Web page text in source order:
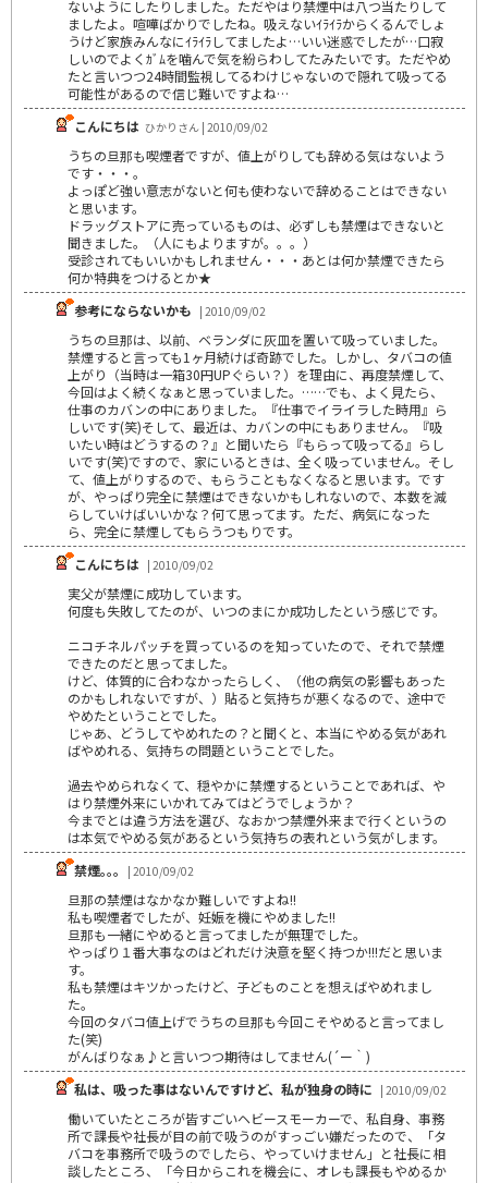
ないようにしたりしました。ただやはり禁煙中は八つ当たりして
ましたよ。喧嘩ばかりでしたね。吸えないｲﾗｲﾗからくるんでしょ
うけど家族みんなにｲﾗｲﾗしてましたよ…いい迷惑でしたが…口寂
しいのでよくｶﾞﾑを噛んで気を紛らわしてたみたいです。ただやめ
たと言いつつ24時間監視してるわけじゃないので隠れて吸ってる
可能性があるので信じ難いですよね…
こんにちは ひかりさん | 2010/09/02
うちの旦那も喫煙者ですが、値上がりしても辞める気はないよう
です・・・。
よっぽど強い意志がないと何も使わないで辞めることはできない
と思います。
ドラッグストアに売っているものは、必ずしも禁煙はできないと
聞きました。（人にもよりますが。。。）
受診されてもいいかもしれません・・・あとは何か禁煙できたら
何か特典をつけるとか★
参考にならないかも | 2010/09/02
うちの旦那は、以前、ベランダに灰皿を置いて吸っていました。
禁煙すると言っても1ヶ月続けば奇跡でした。しかし、タバコの値
上がり（当時は一箱30円UPぐらい？）を理由に、再度禁煙して、
今回はよく続くなぁと思っていました。……でも、よく見たら、
仕事のカバンの中にありました。『仕事でイライラした時用』ら
しいです(笑)そして、最近は、カバンの中にもありません。『吸
いたい時はどうするの？』と聞いたら『もらって吸ってる』らし
いです(笑)ですので、家にいるときは、全く吸っていません。そし
て、値上がりするので、もらうこともなくなると思います。です
が、やっぱり完全に禁煙はできないかもしれないので、本数を減
らしていけばいいかな？何て思ってます。ただ、病気になった
ら、完全に禁煙してもらうつもりです。
こんにちは | 2010/09/02
実父が禁煙に成功しています。
何度も失敗してたのが、いつのまにか成功したという感じです。
ニコチネルパッチを買っているのを知っていたので、それで禁煙
できたのだと思ってました。
けど、体質的に合わなかったらしく、（他の病気の影響もあった
のかもしれないですが、）貼ると気持ちが悪くなるので、途中で
やめたということでした。
じゃあ、どうしてやめれたの？と聞くと、本当にやめる気があれ
ばやめれる、気持ちの問題ということでした。
過去やめられなくて、穏やかに禁煙するということであれば、や
はり禁煙外来にいかれてみてはどうでしょうか？
今までとは違う方法を選び、なおかつ禁煙外来まで行くというの
は本気でやめる気があるという気持ちの表れという気がします。
禁煙｡｡｡
| 2010/09/02
旦那の禁煙はなかなか難しいですよね!!
私も喫煙者でしたが、妊娠を機にやめました!!
旦那も一緒にやめると言ってましたが無理でした。
やっぱり１番大事なのはどれだけ決意を堅く持つか!!!だと思いま
す。
私も禁煙はキツかったけど、子どものことを想えばやめれまし
た。
今回のタバコ値上げでうちの旦那も今回こそやめると言ってまし
た(笑)
がんばりなぁ♪と言いつつ期待はしてません(´ー｀)
私は、吸った事はないんですけど、私が独身の時に | 2010/09/02
働いていたところが皆すごいヘビースモーカーで、私自身、事務
所で課長や社長が目の前で吸うのがすっごい嫌だったので、「タ
バコを事務所で吸うのでしたら、やっていけません」と社長に相
談したところ、「今日からこれを機会に、オレも課長もやめるか